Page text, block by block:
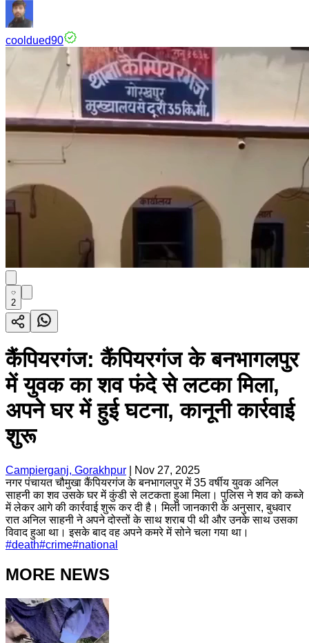
cooldued90
2
कैंपियरगंज: कैंपियरगंज के बनभागलपुर
में युवक का शव फंदे से लटका मिला,
अपने घर में हुई घटना, कानूनी कार्रवाई
शुरू
Campierganj, Gorakhpur
Nov 27, 2025
नगर पंचायत चौमुखा कैंपियरगंज के बनभागलपुर में 35 वर्षीय युवक अनिल
साहनी का शव उसके घर में कुंडी से लटकता हुआ मिला। पुलिस ने शव को कब्जे
में लेकर आगे की कार्रवाई शुरू कर दी है। मिली जानकारी के अनुसार, बुधवार
रात अनिल साहनी ने अपने दोस्तों के साथ शराब पी थी और उनके साथ उसका
विवाद हुआ था। इसके बाद वह अपने कमरे में सोने चला गया था।
#death#crime#national
MORE NEWS